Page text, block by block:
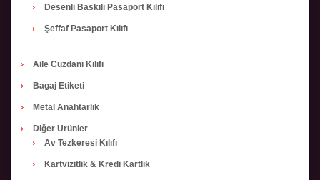
Desenli Baskılı Pasaport Kılıfı
Şeffaf Pasaport Kılıfı
Aile Cüzdanı Kılıfı
Bagaj Etiketi
Metal Anahtarlık
Diğer Ürünler
Av Tezkeresi Kılıfı
Kartvizitlik & Kredi Kartlık